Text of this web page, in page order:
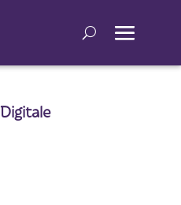
Digitale